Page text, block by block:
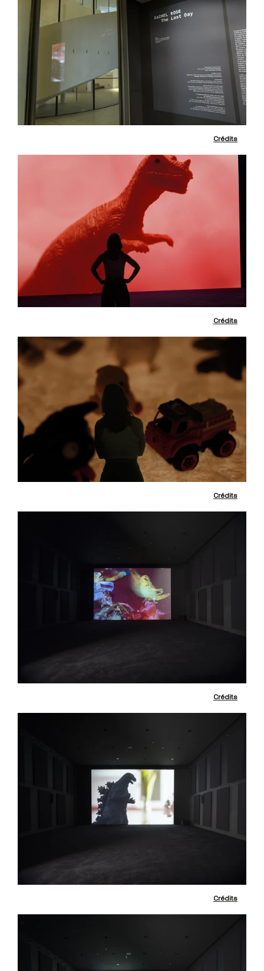
Crédits
Crédits
Crédits
Crédits
Crédits